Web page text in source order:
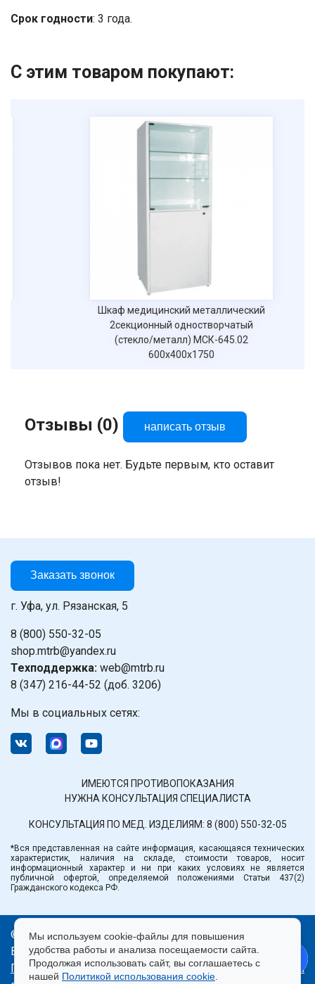
Срок годности: 3 года.
С этим товаром покупают:
Шкаф медицинский металлический
2секционный одностворчатый
(стекло/металл) МСК-645.02
600x400x1750
Отзывы (0) написать отзыв
Отзывов пока нет. Будьте первым, кто оставит
отзыв!
Заказать звонок
г. Уфа, ул. Рязанская, 5
8 (800) 550-32-05
shop.mtrb@yandex.ru
Техподдержка: web@mtrb.ru
8 (347) 216-44-52 (доб. 3206)
Мы в социальных сетях:
ИМЕЮТСЯ ПРОТИВОПОКАЗАНИЯ
НУЖНА КОНСУЛЬТАЦИЯ СПЕЦИАЛИСТА
КОНСУЛЬТАЦИЯ ПО МЕД. ИЗДЕЛИЯМ: 8 (800) 550-32-05
*Вся представленная на сайте информация, касающаяся технических
характеристик, наличия на складе, стоимости товаров, носит
информационный характер и ни при каких условиях не является
публичной офертой, определяемой положениями Статьи 437(2)
Гражданского кодекса РФ.
© ООО «Медтехника» РБ.
Все права защищены 2026.
Политика конфиденциальности| Правила пользования
Мы используем cookie-файлы для повышения
удобства работы и анализа посещаемости сайта.
Продолжая использовать сайт, вы соглашаетесь с
нашей Политикой использования cookie